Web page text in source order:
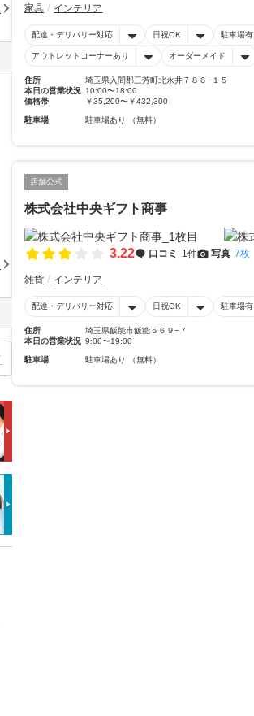
家具 インテリア
配達・デリバリー対応 日祝OK 駐車場有
アウトレットコーナーあり オーダーメイド
住所
埼玉県入間郡三芳町北永井７８６−１５
本日の営業状況 10:00〜18:00
価格帯
￥35,200〜￥432,300
駐車場 駐車場あり （無料）
店舗公式
株式会社中央ギフト商事
3.22 口コミ 1件 写真 7枚
雑貨 インテリア
配達・デリバリー対応 日祝OK 駐車場有
住所
埼玉県飯能市飯能５６９−７
本日の営業状況 9:00〜19:00
駐車場 駐車場あり （無料）